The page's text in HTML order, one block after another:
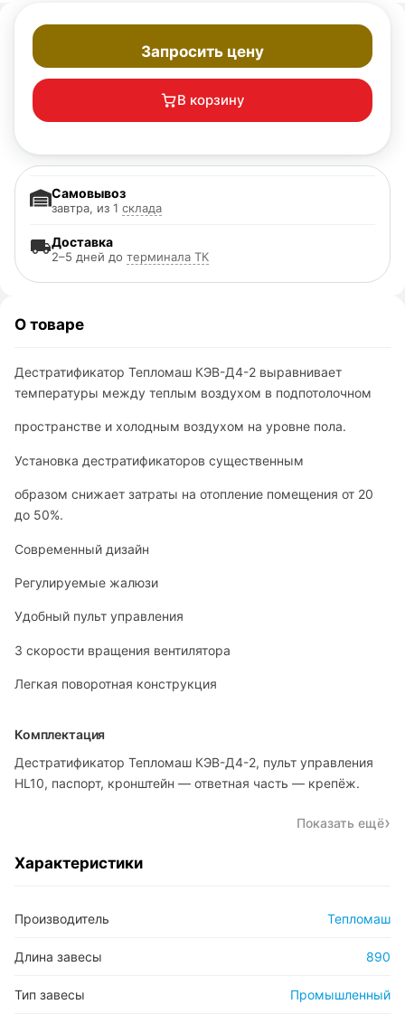
Запросить цену
В корзину
Доставка
2–5 дней до терминала ТК
Самовывоз
завтра, из 1 склада
О товаре
Дестратификатор Тепломаш КЭВ-Д4-2 выравнивает
температуры между теплым воздухом в подпотолочном
пространстве и холодным воздухом на уровне пола.
Установка дестратификаторов существенным
образом снижает затраты на отопление помещения от 20
до 50%.
Современный дизайн
Регулируемые жалюзи
Удобный пульт управления
3 cкорости вращения вентилятора
Легкая поворотная конструкция
Комплектация
Дестратификатор Тепломаш КЭВ-Д4-2, пульт управления
HL10, паспорт, кронштейн — ответная часть — крепёж.
Показать ещё
Характеристики
Производитель Тепломаш
Длина завесы 890
Тип завесы Промышленный